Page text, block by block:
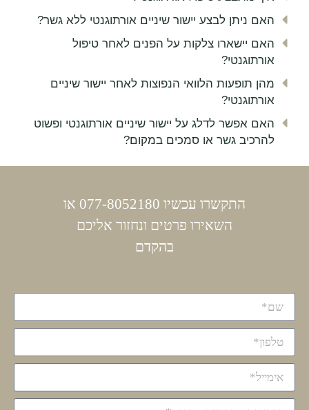
האם ניתן לבצע יישור שיניים אורתוגנטי ללא גשר?
האם יישארו צלקות על הפנים לאחר טיפול
אורתוגנטי?
מהן תופעות הלוואי הנפוצות לאחר יישור שיניים
אורתוגנטי?
האם אפשר לדלג על יישור שיניים אורתוגנטי ופשוט
להרכיב גשר או סמכים במקום?
התקשרו עכשיו 077-8052180 או
השאירו פרטים ונחזור אליכם
בהקדם